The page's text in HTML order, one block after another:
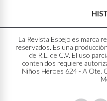
La Revista Espejo es marca
reservados. Es una
de R.L. de C.V. El uso
contenidos requiere
Niños Héroes 624 - A Ote.